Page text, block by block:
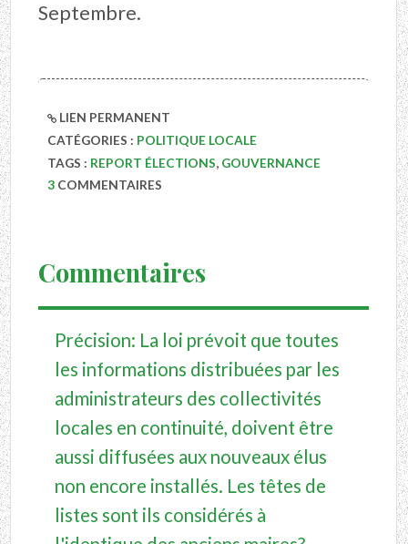
Septembre.
LIEN PERMANENT
CATÉGORIES : POLITIQUE LOCALE
TAGS : REPORT ÉLECTIONS, GOUVERNANCE
3 COMMENTAIRES
Commentaires
Précision: La loi prévoit que toutes
les informations distribuées par les
administrateurs des collectivités
locales en continuité, doivent être
aussi diffusées aux nouveaux élus
non encore installés. Les têtes de
listes sont ils considérés à